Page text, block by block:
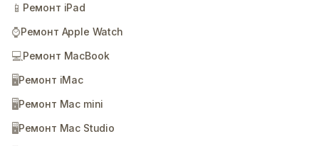
📱 Ремонт iPad
⌚Ремонт Apple Watch
💻Ремонт MacBook
🖥️Ремонт iMac
🖥️Ремонт Mac mini
🖥️Ремонт Mac Studio